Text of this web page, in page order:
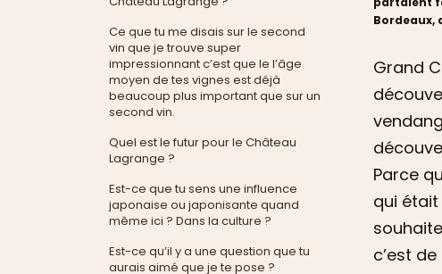
Ce que tu me disais sur le second
vin que je trouve super
impressionnant c’est que le l’âge
moyen de tes vignes est déjà
beaucoup plus important que sur un
second vin.
Quel est le futur pour le Château
Lagrange ?
Est-ce que tu sens une influence
japonaise ou japonisante quand
même ici ? Dans la culture ?
Est-ce qu’il y a une question que tu
aurais aimé que je te pose ?
Bordeaux,
Grand
Parce
qui était
c’est